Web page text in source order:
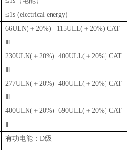
≤1s (electrical energy)
66ULN( ＋20%) 115ULL( ＋20%) CAT
230ULN( ＋20%) 400ULL( ＋20%) CAT
277ULN( ＋20%)480ULL( ＋20%) CAT
400ULN( ＋20%) 690ULL( ＋20%) CAT
有功电能 ：D级